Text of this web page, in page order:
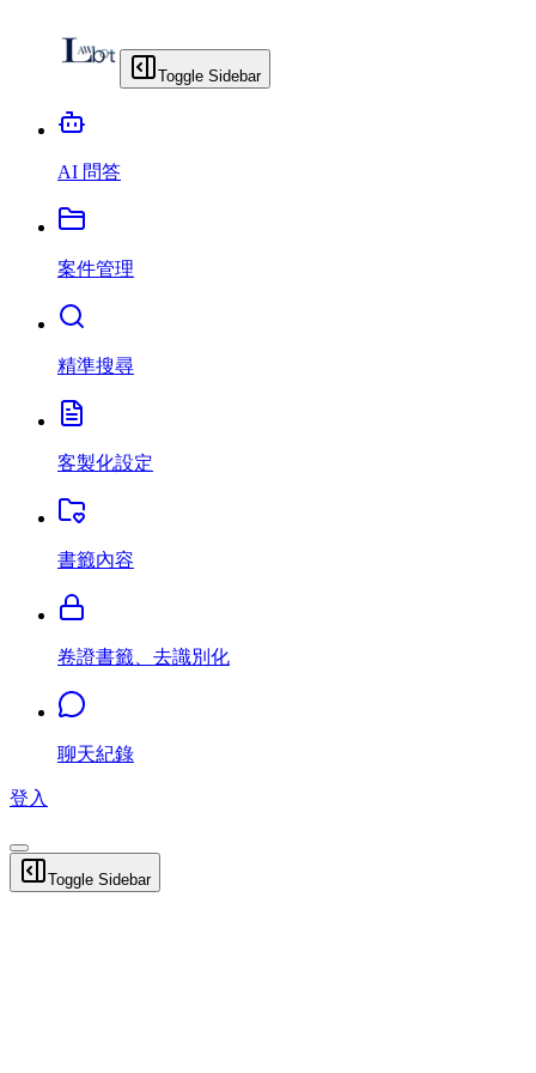
Toggle Sidebar
AI 問答
案件管理
精準搜尋
客製化設定
書籤內容
卷證書籤、去識別化
聊天紀錄
登入
Toggle Sidebar